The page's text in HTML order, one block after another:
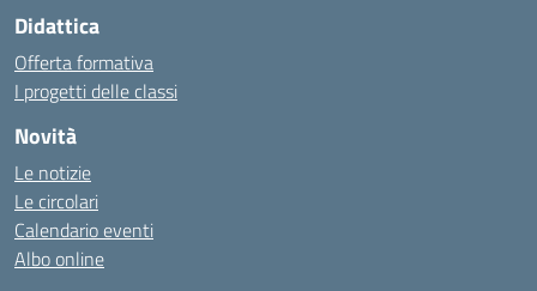
Didattica
Offerta formativa
I progetti delle classi
Novità
Le notizie
Le circolari
Calendario eventi
Albo online